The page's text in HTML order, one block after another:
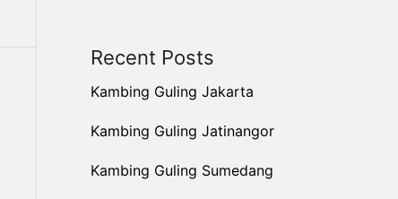
Recent Posts
Kambing Guling Jakarta
Kambing Guling Jatinangor
Kambing Guling Sumedang